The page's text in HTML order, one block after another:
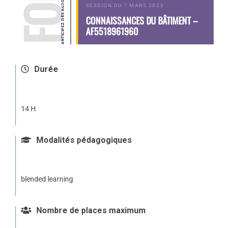
SESSION DU 7 MARS 2023
CONNAISSANCES DU BÂTIMENT –
AF5518961960
Durée
14 H
Modalités pédagogiques
blended learning
Nombre de places maximum